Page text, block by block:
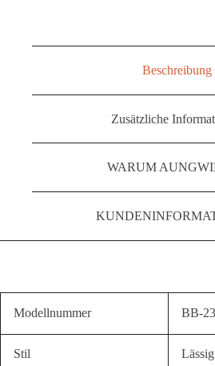
Beschreibung
Zusätzliche
WARUM
Modellnummer BB-
Stil